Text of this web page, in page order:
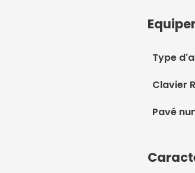
Type
Clavier
Pavé